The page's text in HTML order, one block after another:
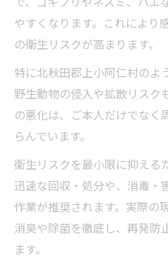
やすくなります。これにより
の衛生リスクが高まります。
特に北秋田郡上小阿仁村のよ
野生動物の侵入や拡散リスク
の悪化は、ご本人だけでなく
らんでいます。
衛生リスクを最小限に抑える
迅速な回収・処分や、消毒・
作業が推奨されます。実際の
消臭や除菌を徹底し、再発防
ます。